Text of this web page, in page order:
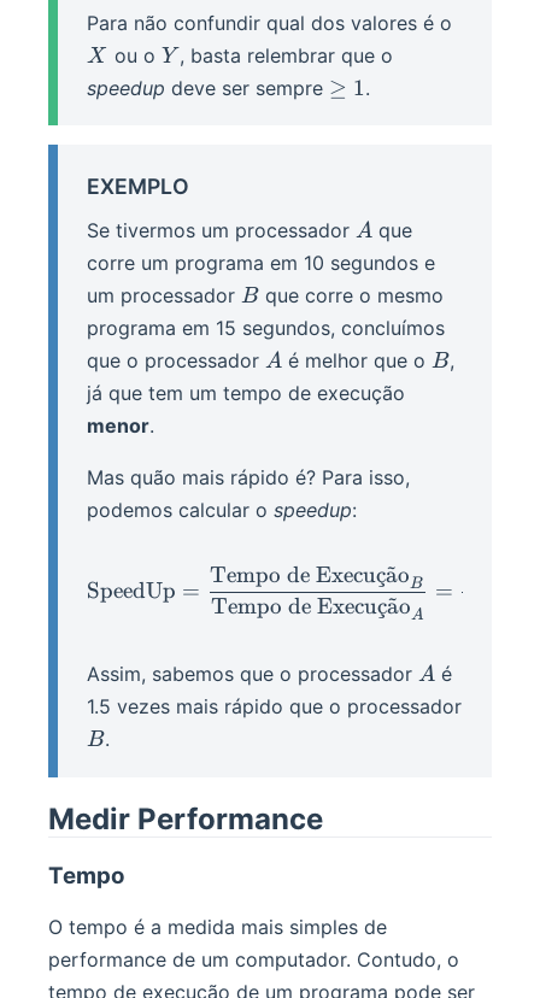
Para não confundir qual dos valores é o
X ou o Y
Y , basta relembrar que o
speedup deve ser sempre \geq
≥ 1.
EXEMPLO
Se tivermos um processador A
A que
corre um programa em 10 segundos e
um processador B
Bque corre o mesmo
programa em 15 segundos, concluímos
que o processador A
A é melhor que o B
B,
já que tem um tempo de execução
menor.
Mas quão mais rápido é? Para isso,
podemos calcular o speedup:
\op{SpeedUp} =
SpeedUp =
Tempo de Execuc
¸a
˜oA
Tempo de Execuc
¸a
˜oB =
Assim, sabemos que o processador A
A é
1.5 vezes mais rápido que o processador
B
B.
Medir Performance
Tempo
O tempo é a medida mais simples de
performance de um computador. Contudo, o
tempo de execução de um programa pode ser